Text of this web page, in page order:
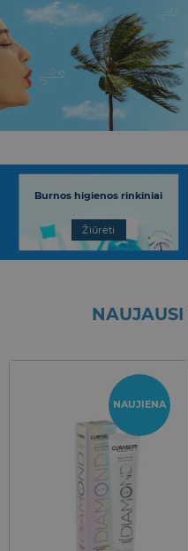
Burnos probiotikai ir kiti
reikmenys
Žiūrėti
NAUJAUSI
NAUJIENA